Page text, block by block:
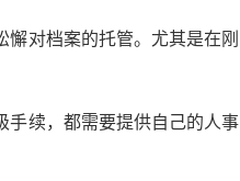
对档案的托管。尤其是在刚
手续，都需要提供自己的人事